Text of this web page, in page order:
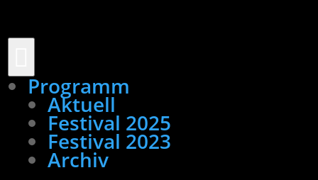
Programm
Aktuell
Festival 2025
Festival 2023
Archiv